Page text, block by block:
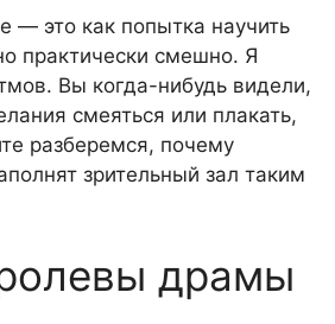
— это как попытка научить
практически смешно. Я
Вы когда-нибудь видели,
смеяться или плакать,
разберемся, почему
зрительный зал таким
драмы